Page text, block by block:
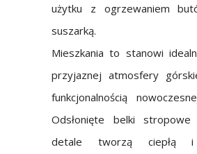
użytku z ogrzewaniem
suszarką.
Mieszkania to stanowi
przyjaznej atmosfery
funkcjonalnością
Odsłonięte belki
detale tworzą ciepłą i